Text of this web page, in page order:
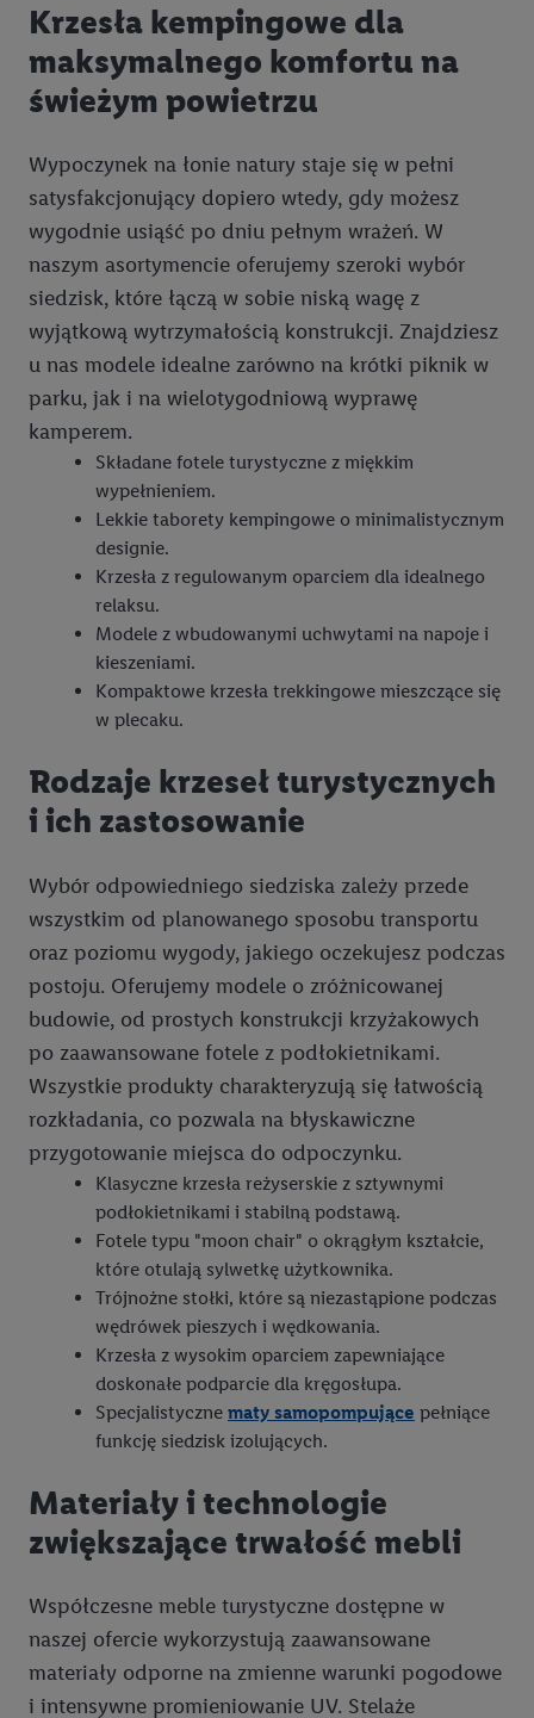
Krzesła kempingowe dla
maksymalnego komfortu na
świeżym powietrzu
Wypoczynek na łonie natury staje się w pełni
satysfakcjonujący dopiero wtedy, gdy możesz
wygodnie usiąść po dniu pełnym wrażeń. W
naszym asortymencie oferujemy szeroki wybór
siedzisk, które łączą w sobie niską wagę z
wyjątkową wytrzymałością konstrukcji. Znajdziesz
u nas modele idealne zarówno na krótki piknik w
parku, jak i na wielotygodniową wyprawę
kamperem.
Składane fotele turystyczne z miękkim
wypełnieniem.
Lekkie taborety kempingowe o minimalistycznym
designie.
Krzesła z regulowanym oparciem dla idealnego
relaksu.
Modele z wbudowanymi uchwytami na napoje i
kieszeniami.
Kompaktowe krzesła trekkingowe mieszczące się
w plecaku.
Rodzaje krzeseł turystycznych
i ich zastosowanie
Wybór odpowiedniego siedziska zależy przede
wszystkim od planowanego sposobu transportu
oraz poziomu wygody, jakiego oczekujesz podczas
postoju. Oferujemy modele o zróżnicowanej
budowie, od prostych konstrukcji krzyżakowych
po zaawansowane fotele z podłokietnikami.
Wszystkie produkty charakteryzują się łatwością
rozkładania, co pozwala na błyskawiczne
przygotowanie miejsca do odpoczynku.
Klasyczne krzesła reżyserskie z sztywnymi
podłokietnikami i stabilną podstawą.
Fotele typu "moon chair" o okrągłym kształcie,
które otulają sylwetkę użytkownika.
Trójnożne stołki, które są niezastąpione podczas
wędrówek pieszych i wędkowania.
Krzesła z wysokim oparciem zapewniające
doskonałe podparcie dla kręgosłupa.
Specjalistyczne maty samopompujące pełniące
funkcję siedzisk izolujących.
Materiały i technologie
zwiększające trwałość mebli
Współczesne meble turystyczne dostępne w
naszej ofercie wykorzystują zaawansowane
materiały odporne na zmienne warunki pogodowe
i intensywne promieniowanie UV. Stelaże